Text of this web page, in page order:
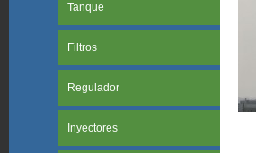
Tanque
Filtros
Regulador
Inyectores